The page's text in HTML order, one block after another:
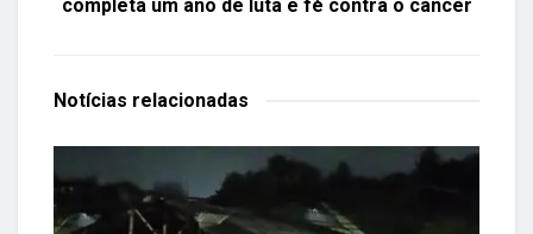
completa um ano de luta e fé contra o câncer
Notícias relacionadas